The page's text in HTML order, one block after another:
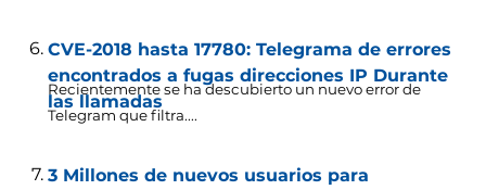
CVE-2018 hasta 17780: Telegrama de errores
encontrados a fugas direcciones IP Durante
las llamadas
Recientemente se ha descubierto un nuevo error de
Telegram que filtra....
3 Millones de nuevos usuarios para